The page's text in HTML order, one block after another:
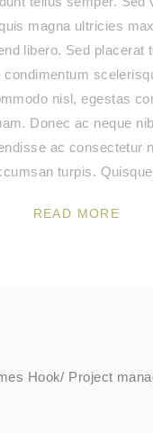
magna ultricies
libero. Sed placerat
condimentum
nisl, egestas
Donec ac neque
ac consectetur
turpis. Quisque
READ MORE
Hook/ Project